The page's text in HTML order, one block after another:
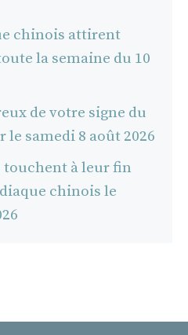
chinois attirent
la semaine du 10
de votre signe du
le samedi 8 août 2026
touchent à leur fin
chinois le